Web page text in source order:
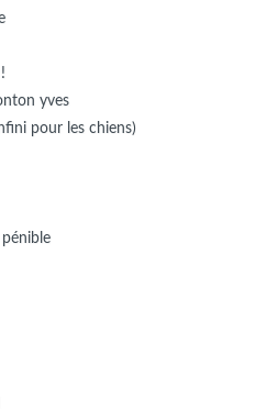
yves
pour les chiens)